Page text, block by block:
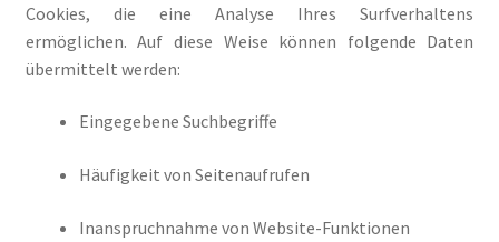
Cookies, die eine Analyse Ihres Surfverhaltens
ermöglichen. Auf diese Weise können folgende Daten
übermittelt werden:
Eingegebene Suchbegriffe
Häufigkeit von Seitenaufrufen
Inanspruchnahme von Website-Funktionen